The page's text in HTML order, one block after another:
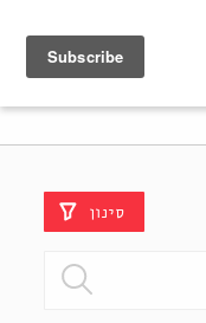
סינון